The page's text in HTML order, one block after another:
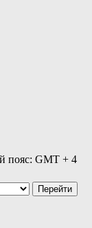
пояс: GMT + 4